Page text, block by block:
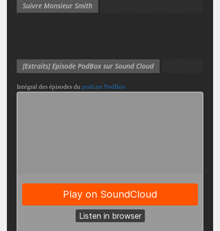
Suivre Monsieur Smith
[Extraits] Episode PodBox sur Sound Cloud
Intégral des épisodes du podcast PodBox